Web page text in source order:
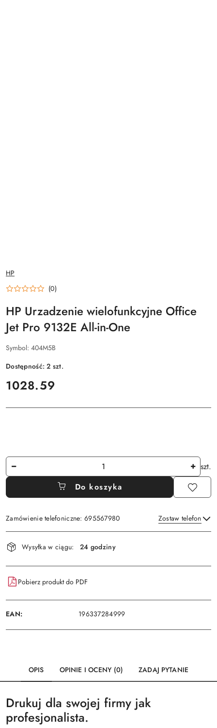
NAZWA
PRODUCENTA:
HP
(0)
HP Urzadzenie wielofunkcyjne Office
Jet Pro 9132E All-in-One
Symbol: 404M5B
Dostępność:2 szt.
cena:
1028.59
Ilość
szt.
Do koszyka
Zamówienie telefoniczne: 695567980 Zostaw telefon
Dostępność
i
dostawa
Wysyłka w ciągu: 24 godziny
Pobierz produkt do PDF
EAN: 196337284999
OPIS OPINIE I OCENY (0) ZADAJ PYTANIE
Drukuj dla swojej firmy jak
profesjonalista.